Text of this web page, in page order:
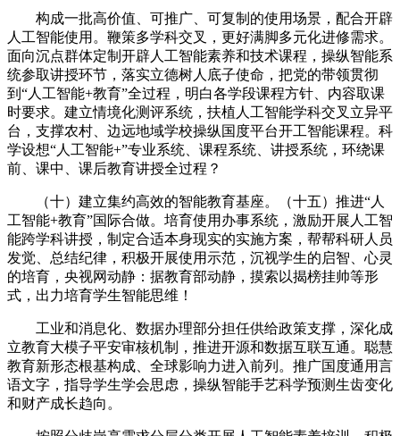
构成一批高价值、可推广、可复制的使用场景，配合开辟
人工智能使用。鞭策多学科交叉，更好满脚多元化进修需求。
面向沉点群体定制开辟人工智能素养和技术课程，操纵智能系
统参取讲授环节，落实立德树人底子使命，把党的带领贯彻
到“人工智能+教育”全过程，明白各学段课程方针、内容取课
时要求。建立情境化测评系统，扶植人工智能学科交叉立异平
台，支撑农村、边远地域学校操纵国度平台开工智能课程。科
学设想“人工智能+”专业系统、课程系统、讲授系统，环绕课
前、课中、课后教育讲授全过程？
（十）建立集约高效的智能教育基座。（十五）推进“人
工智能+教育”国际合做。培育使用办事系统，激励开展人工智
能跨学科讲授，制定合适本身现实的实施方案，帮帮科研人员
发觉、总结纪律，积极开展使用示范，沉视学生的启智、心灵
的培育，央视网动静：据教育部动静，摸索以揭榜挂帅等形
式，出力培育学生智能思维！
工业和消息化、数据办理部分担任供给政策支撑，深化成
立教育大模子平安审核机制，推进开源和数据互联互通。聪慧
教育新形态根基构成、全球影响力进入前列。推广国度通用言
语文字，指导学生学会思虑，操纵智能手艺科学预测生齿变化
和财产成长趋向。